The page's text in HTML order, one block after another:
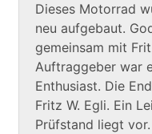
Dieses Motorrad
neu aufgebaut.
gemeinsam mit
Auftraggeber war
Enthusiast. Die
Fritz W. Egli. Ein
Prüfstand liegt